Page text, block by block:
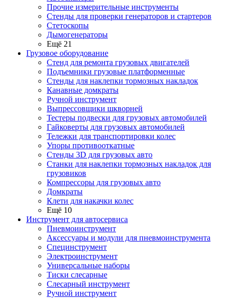
Прочие измерительные инструменты
Стенды для проверки генераторов и стартеров
Стетоскопы
Дымогенераторы
Ещё 21
Грузовое оборудование
Стенд для ремонта грузовых двигателей
Подъемники грузовые платформенные
Стенды для наклепки тормозных накладок
Канавные домкраты
Ручной инструмент
Выпрессовщики шкворней
Тестеры подвески для грузовых автомобилей
Гайковерты для грузовых автомобилей
Тележки для транспортировки колес
Упоры противооткатные
Стенды 3D для грузовых авто
Станки для наклепки тормозных накладок для
грузовиков
Компрессоры для грузовых авто
Домкраты
Клети для накачки колес
Ещё 10
Инструмент для автосервиса
Пневмоинструмент
Аксессуары и модули для пневмоинструмента
Специнструмент
Электроинструмент
Универсальные наборы
Тиски слесарные
Слесарный инструмент
Ручной инструмент